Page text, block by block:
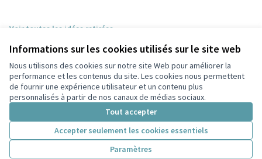
Informations sur les cookies utilisés sur le site web
Nous utilisons des cookies sur notre site Web pour améliorer la
performance et les contenus du site. Les cookies nous permettent
de fournir une expérience utilisateur et un contenu plus
personnalisés à partir de nos canaux de médias sociaux.
Tout accepter
Accepter seulement les cookies essentiels
Paramètres
Voir toutes les idées retirées
Conditions d'utilisation
Paramètres des cookies
Participez Villeurbanne sur X
(Lien externe)
Participez Villeurbanne sur Facebook
Participez Villeurbanne sur Instagram
Participez Villeurbanne sur YouTube
(Lien externe)
Site réalisé grâce aulogiciel libre Decidim .
Licence
(Lien